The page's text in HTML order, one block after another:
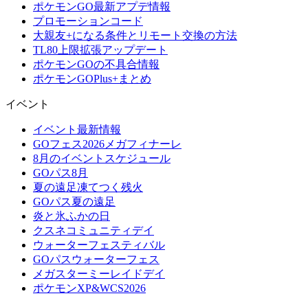
ポケモンGO最新アプデ情報
プロモーションコード
大親友+になる条件とリモート交換の方法
TL80上限拡張アップデート
ポケモンGOの不具合情報
ポケモンGOPlus+まとめ
イベント
イベント最新情報
GOフェス2026メガフィナーレ
8月のイベントスケジュール
GOパス8月
夏の遠足凍てつく残火
GOパス夏の遠足
炎と氷ふかの日
クスネコミュニティデイ
ウォーターフェスティバル
GOパスウォーターフェス
メガスターミーレイドデイ
ポケモンXP&WCS2026